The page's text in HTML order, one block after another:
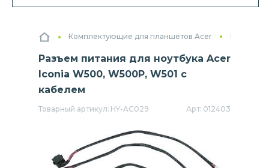
Комплектующие для планшетов Acer
Разъем питания для ноутбука Acer
Iconia W500, W500P, W501 с
кабелем
Товарный артикул: HY-AC029 Арт: 012403